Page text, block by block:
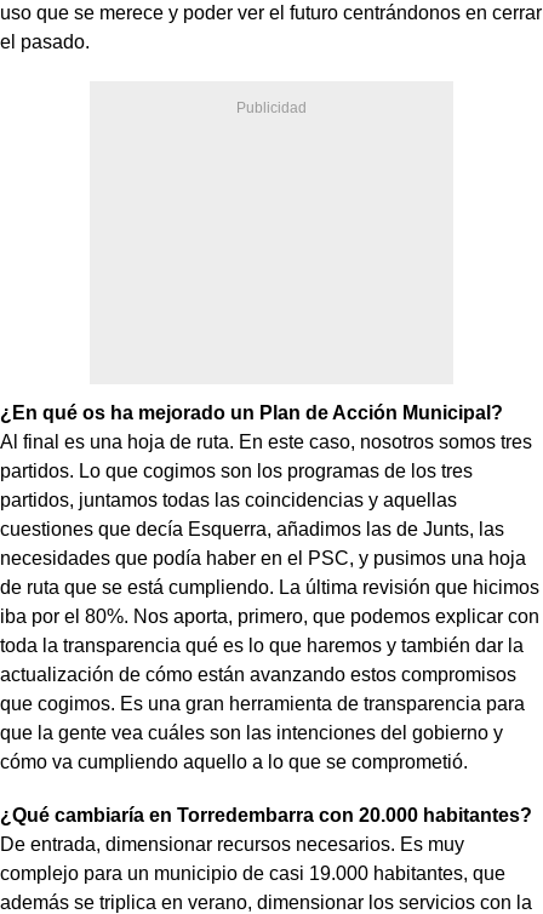
uso que se merece y poder ver el futuro centrándonos en cerrar
el pasado.
¿En qué os ha mejorado un Plan de Acción Municipal?
Al final es una hoja de ruta. En este caso, nosotros somos tres
partidos. Lo que cogimos son los programas de los tres
partidos, juntamos todas las coincidencias y aquellas
cuestiones que decía Esquerra, añadimos las de Junts, las
necesidades que podía haber en el PSC, y pusimos una hoja
de ruta que se está cumpliendo. La última revisión que hicimos
iba por el 80%. Nos aporta, primero, que podemos explicar con
toda la transparencia qué es lo que haremos y también dar la
actualización de cómo están avanzando estos compromisos
que cogimos. Es una gran herramienta de transparencia para
que la gente vea cuáles son las intenciones del gobierno y
cómo va cumpliendo aquello a lo que se comprometió.
¿Qué cambiaría en Torredembarra con 20.000 habitantes?
De entrada, dimensionar recursos necesarios. Es muy
complejo para un municipio de casi 19.000 habitantes, que
además se triplica en verano, dimensionar los servicios con la